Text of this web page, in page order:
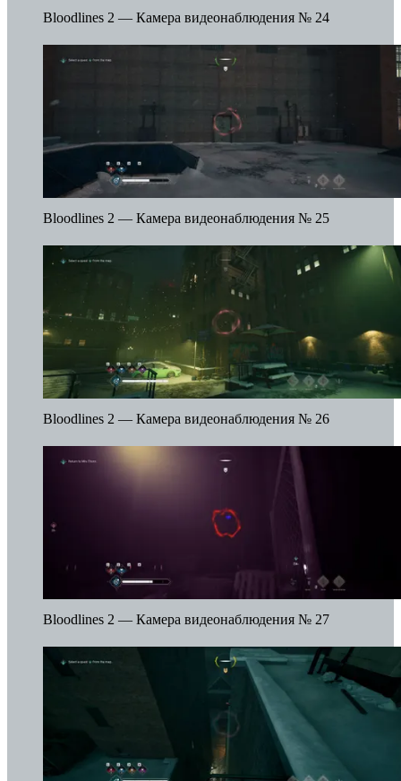
Bloodlines 2 — Камера видеонаблюдения № 24
Bloodlines 2 — Камера видеонаблюдения № 25
Bloodlines 2 — Камера видеонаблюдения № 26
Bloodlines 2 — Камера видеонаблюдения № 27